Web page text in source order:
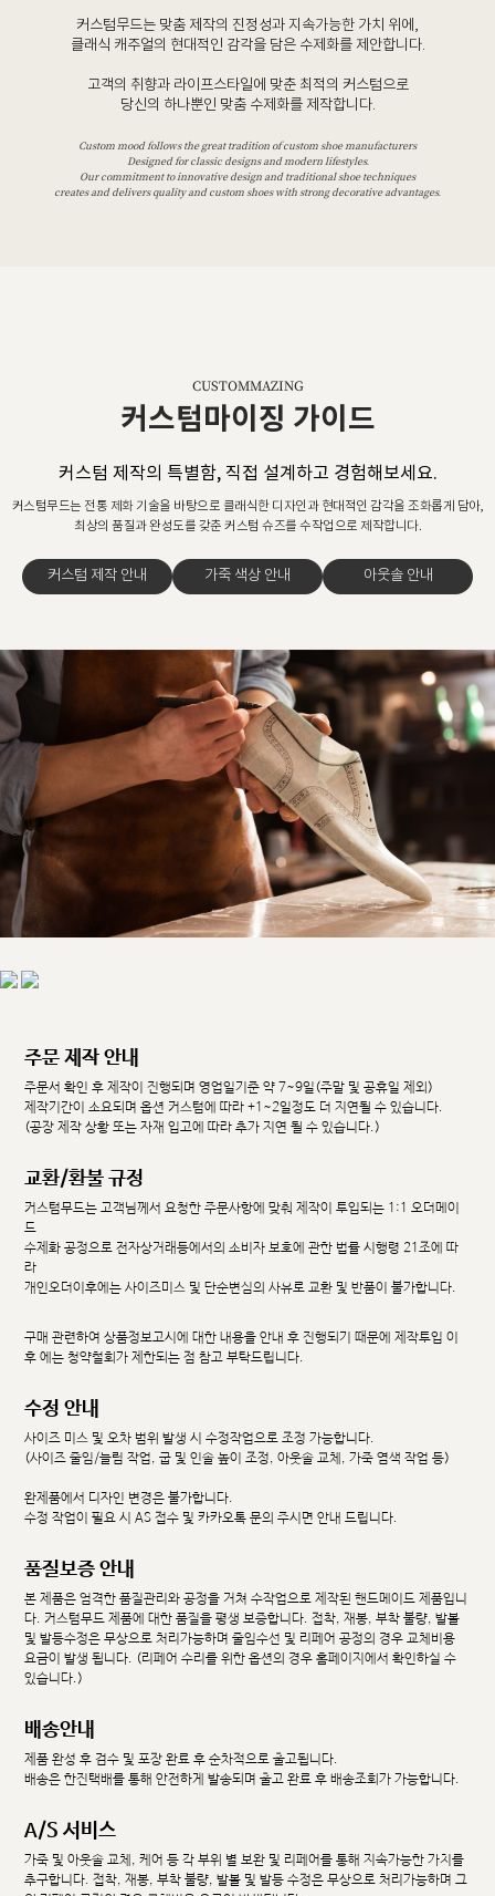
커스텀무드는 맞춤 제작의 진정성과 지속가능한 가치 위에,
클래식 캐주얼의 현대적인 감각을 담은 수제화를 제안합니다.
고객의 취향과 라이프스타일에 맞춘 최적의 커스텀으로
당신의 하나뿐인 맞춤 수제화를 제작합니다.
Custom mood follows the great tradition of custom shoe manufacturers
Designed for classic designs and modern lifestyles.
Our commitment to innovative design and traditional shoe techniques
creates and delivers quality and custom shoes with strong decorative advantages.
CUSTOMMAZING
커스텀마이징 가이드
커스텀 제작의 특별함, 직접 설계하고 경험해보세요.
커스텀무드는 전통 제화 기술을 바탕으로 클래식한 디자인과 현대적인 감각을 조화롭게 담아,
최상의 품질과 완성도를 갖춘 커스텀 슈즈를 수작업으로 제작합니다.
커스텀 제작 안내 가죽 색상 안내 아웃솔 안내
주문 제작 안내
주문서 확인 후 제작이 진행되며 영업일기준 약 7~9일(주말 및 공휴일 제외)
제작기간이 소요되며 옵션 커스텀에 따라 +1~2일정도 더 지연될 수 있습니다.
(공장 제작 상황 또는 자재 입고에 따라 추가 지연 될 수 있습니다.)
교환/환불 규정
커스텀무드는 고객님께서 요청한 주문사항에 맞춰 제작이 투입되는 1:1 오더메이
드
수제화 공정으로 전자상거래등에서의 소비자 보호에 관한 법률 시행령 21조에 따
라
개인오더이후에는 사이즈미스 및 단순변심의 사유로 교환 및 반품이 불가합니다.
구매 관련하여 상품정보고시에 대한 내용을 안내 후 진행되기 때문에 제작투입 이
후 에는 청약철회가 제한되는 점 참고 부탁드립니다.
수정 안내
사이즈 미스 및 오차 범위 발생 시 수정작업으로 조정 가능합니다.
(사이즈 줄임/늘림 작업, 굽 및 인솔 높이 조정, 아웃솔 교체, 가죽 염색 작업 등)
완제품에서 디자인 변경은 불가합니다.
수정 작업이 필요 시 AS 접수 및 카카오톡 문의 주시면 안내 드립니다.
품질보증 안내
본 제품은 엄격한 품질관리와 공정을 거쳐 수작업으로 제작된 핸드메이드 제품입니
다. 커스텀무드 제품에 대한 품질을 평생 보증합니다. 접착, 재봉, 부착 불량, 발볼
및 발등수정은 무상으로 처리가능하며 줄임수선 및 리페어 공정의 경우 교체비용
요금이 발생 됩니다. (리페어 수리를 위한 옵션의 경우 홈페이지에서 확인하실 수
있습니다.)
배송안내
제품 완성 후 검수 및 포장 완료 후 순차적으로 출고됩니다.
배송은 한진택배를 통해 안전하게 발송되며 출고 완료 후 배송조회가 가능합니다.
A/S 서비스
가죽 및 아웃솔 교체, 케어 등 각 부위 별 보완 및 리페어를 통해 지속가능한 가치를
추구합니다. 접착, 재봉, 부착 불량, 발볼 및 발등 수정은 무상으로 처리가능하며 그